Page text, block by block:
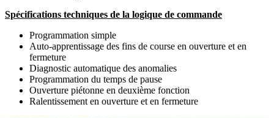
Spécifications techniques de la logique de commande
Programmation simple
Auto-apprentissage des fins de course en ouverture et en
fermeture
Diagnostic automatique des anomalies
Programmation du temps de pause
Ouverture piétonne en deuxième fonction
Ralentissement en ouverture et en fermeture